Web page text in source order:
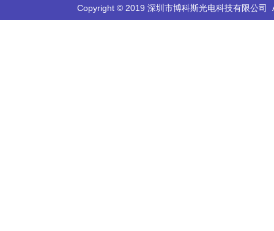
Copyright © 2019 深圳市博科斯光电科技